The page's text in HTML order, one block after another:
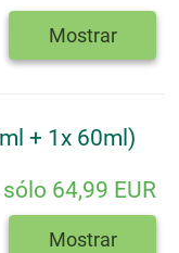
Mostrar
+ 1x 60ml)
sólo 64,99 EUR
Mostrar